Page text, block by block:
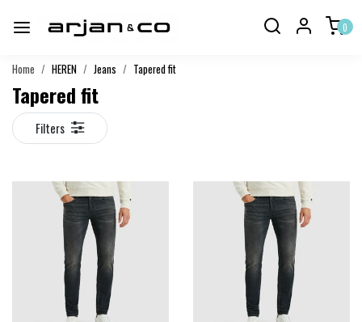
0
Home HEREN Jeans Tapered fit
Tapered fit
Filters